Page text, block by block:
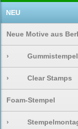
NEU
Neue Motive aus
› Gummistempel
› Clear Stamps
Foam-Stempel
›